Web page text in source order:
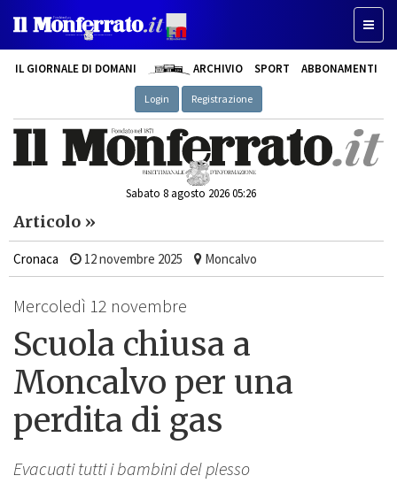
IL GIORNALE DI DOMANI ARCHIVIO SPORT ABBONAMENTI
Login Registrazione
Sabato 8 agosto 2026 05:26
Articolo »
Cronaca 12 novembre 2025 Moncalvo
Mercoledì 12 novembre
Scuola chiusa a
Moncalvo per una
perdita di gas
Evacuati tutti i bambini del plesso